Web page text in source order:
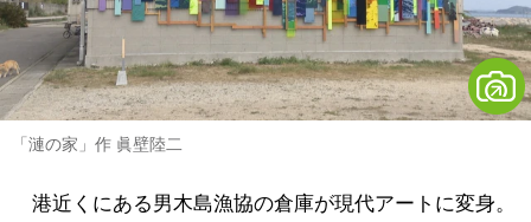
「漣の家」作 眞壁陸二
港近くにある男木島漁協の倉庫が現代アートに変身。